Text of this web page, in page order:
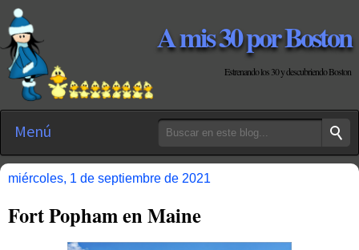
A mis 30 por Boston
Estrenando los 30 y descubriendo Boston
Menú
miércoles, 1 de septiembre de 2021
Fort Popham en Maine